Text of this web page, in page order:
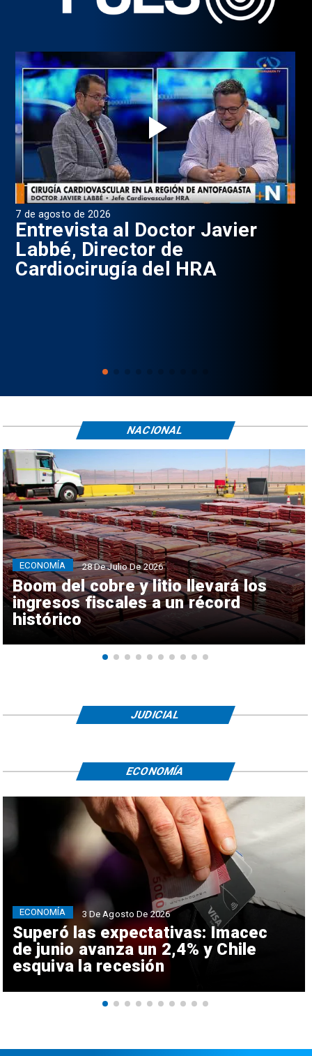
6 de agosto de 2026
Programa Pulso, Capítulo 199
Boom del cobre y litio llevará los
ingresos fiscales a un récord
histórico
ECONOMÍA 28 De Julio De 2026
NACIONAL
JUDICIAL
Superó las expectativas: Imacec
de junio avanza un 2,4% y Chile
esquiva la recesión
ECONOMÍA 3 De Agosto De 2026
ECONOMÍA